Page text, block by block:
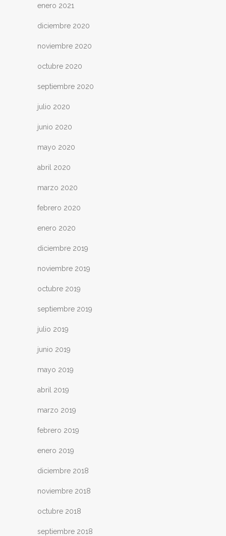
enero 2021
diciembre 2020
noviembre 2020
octubre 2020
septiembre 2020
julio 2020
junio 2020
mayo 2020
abril 2020
marzo 2020
febrero 2020
enero 2020
diciembre 2019
noviembre 2019
octubre 2019
septiembre 2019
julio 2019
junio 2019
mayo 2019
abril 2019
marzo 2019
febrero 2019
enero 2019
diciembre 2018
noviembre 2018
octubre 2018
septiembre 2018